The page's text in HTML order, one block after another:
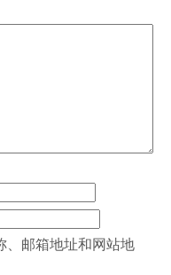
、邮箱地址和网站地